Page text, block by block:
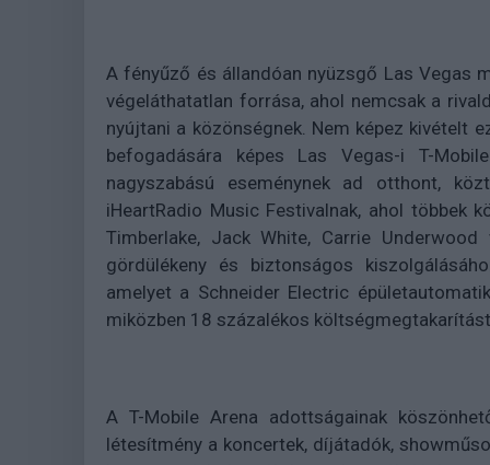
A fényűző és állandóan nyüzsgő Las Vegas
végeláthatatlan forrása, ahol nemcsak a
nyújtani a közönségnek. Nem képez kivételt
befogadására képes Las Vegas-i T-
nagyszabású eseménynek ad otthont,
iHeartRadio Music Festivalnak, ahol többek
Timberlake, Jack White, Carrie
gördülékeny és biztonságos
amelyet a Schneider Electric
miközben 18 százalékos
A T-Mobile Arena adottságainak
létesítmény a koncertek, díjátadók,